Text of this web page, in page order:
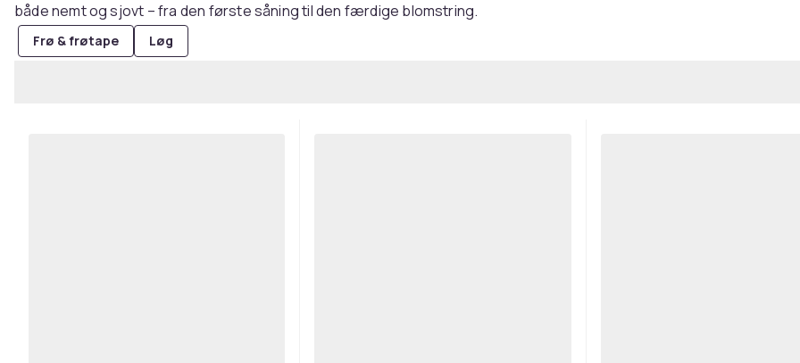
både nemt og sjovt – fra den første såning til den færdige blomstring.
Frø & frøtape Løg